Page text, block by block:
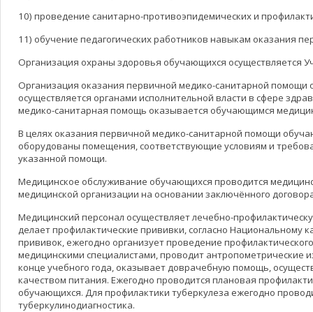
10) проведение санитарно-противоэпидемических и
11) обучение педагогических работников навыкам оказания
Организация охраны здоровья обучающихся осуществляется
Организация оказания первичной медико-санитарной
осуществляется органами исполнительной власти в сфере
медико-санитарная помощь оказывается обучающимся
В целях оказания первичной медико-санитарной помощи
оборудованы помещения, соответствующие условиям и
указанной помощи.
Медицинское обслуживание обучающихся проводится
медицинской организации на основании заключённого
Медицинский персонал осуществляет лечебно-
делает профилактические прививки, согласно Национальному
прививок, ежегодно организует проведение
медицинскими специалистами, проводит антропометрические
конце учебного года, оказывает доврачебную помощь,
качеством питания. Ежегодно проводится плановая
обучающихся. Для профилактики туберкулеза ежегодно
туберкулинодиагностика.